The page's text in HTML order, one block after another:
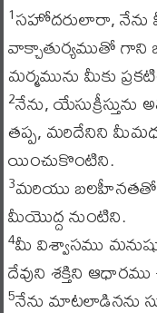
1సహోదరులారా, నేను
వాక్చాతుర్యముతో
మర్మమును మీకు
2నేను,
తప్ప, మరిదేనిని
యించుకొంటిని.
3మరియు
మీయొద్ద నుంటిని.
4మీ విశ్వాసము
దేవుని శక్తిని
5నేను మాటలాడినను